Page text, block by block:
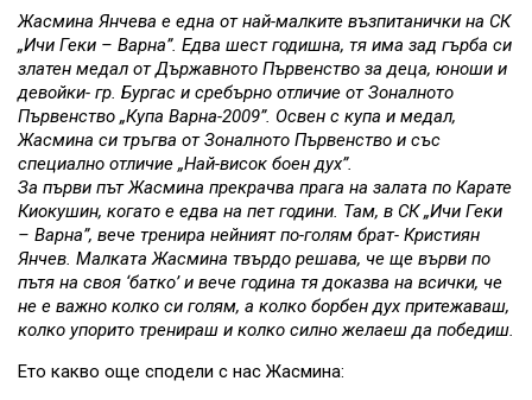
Жасмина Янчева е една от най-малките възпитанички на СК
„Ичи Геки – Варна”. Едва шест годишна, тя има зад гърба си
златен медал от Държавното Първенство за деца, юноши и
девойки- гр. Бургас и сребърно отличие от Зоналното
Първенство „Купа Варна-2009”. Освен с купа и медал,
Жасмина си тръгва от Зоналното Първенство и със
специално отличие „Най-висок боен дух”.
За първи път Жасмина прекрачва прага на залата по Карате
Киокушин, когато е едва на пет години. Там, в СК „Ичи Геки
– Варна”, вече тренира нейният по-голям брат- Кристиян
Янчев. Малката Жасмина твърдо решава, че ще върви по
пътя на своя ‘батко’ и вече година тя доказва на всички, че
не е важно колко си голям, а колко борбен дух притежаваш,
колко упорито тренираш и колко силно желаеш да победиш.
Ето какво още сподели с нас Жасмина: